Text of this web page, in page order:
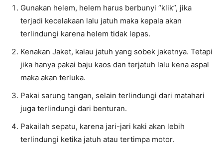
Gunakan helem, helem harus berbunyi “klik”, jika
terjadi kecelakaan lalu jatuh maka kepala akan
terlindungi karena helem tidak lepas.
Kenakan Jaket, kalau jatuh yang sobek jaketnya. Tetapi
jika hanya pakai baju kaos dan terjatuh lalu kena aspal
maka akan terluka.
Pakai sarung tangan, selain terlindungi dari matahari
juga terlindungi dari benturan.
Pakailah sepatu, karena jari-jari kaki akan lebih
terlindungi ketika jatuh atau tertimpa motor.